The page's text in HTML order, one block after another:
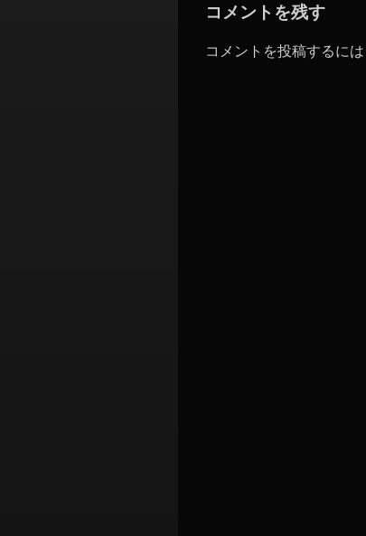
コメントを残す
コメントを投稿するには